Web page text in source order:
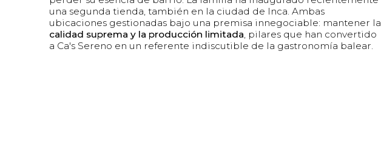
una segunda tienda, también en la ciudad de Inca. Ambas
ubicaciones gestionadas bajo una premisa innegociable: mantener la
calidad suprema y la producción limitada, pilares que han convertido
a Ca's Sereno en un referente indiscutible de la gastronomía balear.